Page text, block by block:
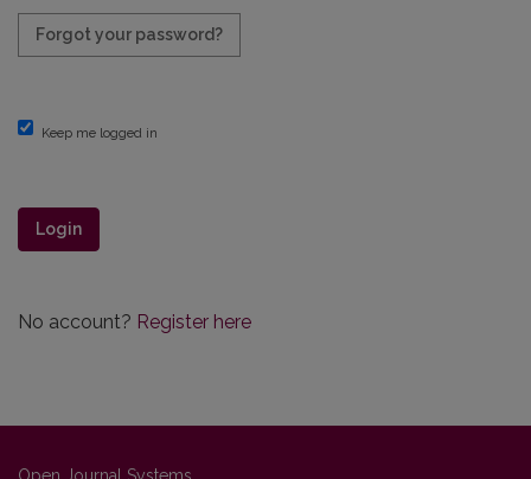
Forgot your password?
Keep me logged in
Login
No account? Register here